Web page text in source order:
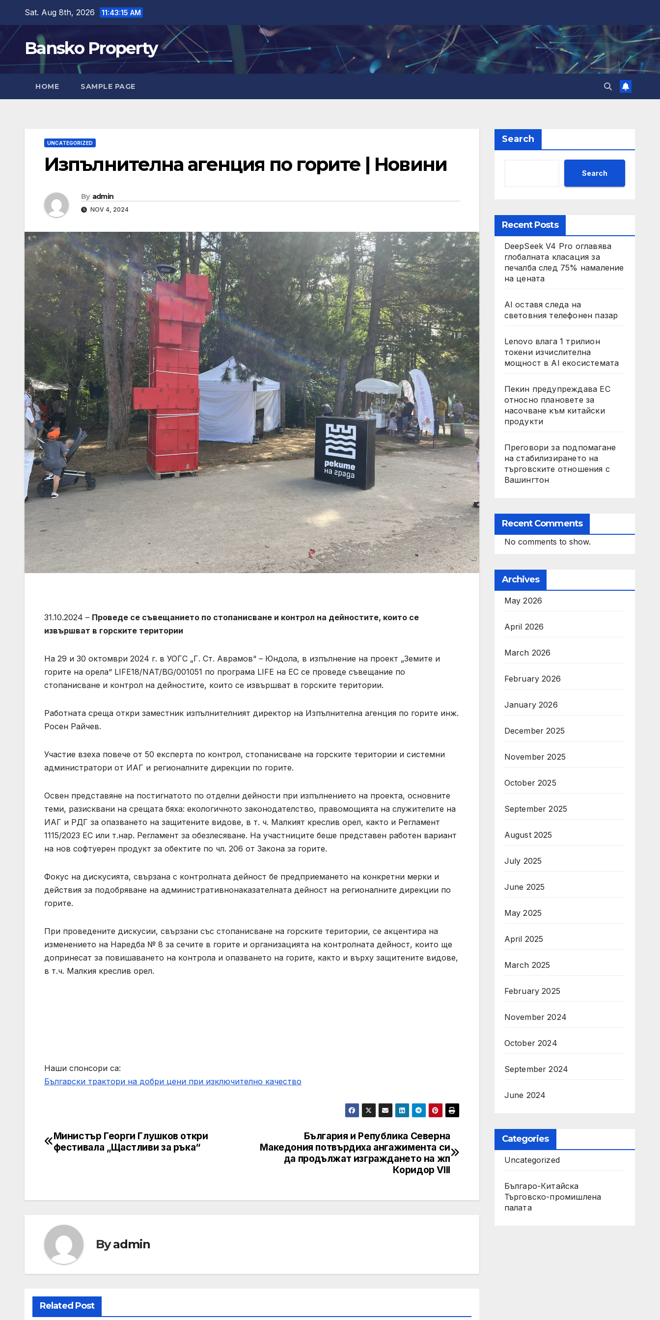
content
Sat. Aug 8th, 2026 11:43:16 AM
Bansko Property
HOME SAMPLE PAGE
UNCATEGORIZED
Изпълнителна агенция по горите | Новини
By admin
NOV 4, 2024
31.10.2024 – Проведе се съвещанието по стопанисване и контрол на дейностите, които се
извършват в горските територии
На 29 и 30 октомври 2024 г. в УОГС „Г. Ст. Аврамов“ – Юндола, в изпълнение на проект „Земите и
горите на орела“ LIFE18/NAT/BG/001051 по програма LIFE на ЕС се проведе съвещание по
стопанисване и контрол на дейностите, които се извършват в горските територии.
Работната среща откри заместник изпълнителният директор на Изпълнителна агенция по горите инж.
Росен Райчев.
Участие взеха повече от 50 експерта по контрол, стопанисване на горските територии и системни
администратори от ИАГ и регионалните дирекции по горите.
Освен представяне на постигнатото по отделни дейности при изпълнението на проекта, основните
теми, разисквани на срещата бяха: екологичното законодателство, правомощията на служителите на
ИАГ и РДГ за опазването на защитените видове, в т. ч. Малкият креслив орел, както и Регламент
1115/2023 ЕС или т.нар. Регламент за обезлесяване. На участниците беше представен работен вариант
на нов софтуерен продукт за обектите по чл. 206 от Закона за горите.
Фокус на дискусията, свързана с контролната дейност бе предприемането на конкретни мерки и
действия за подобряване на административнонаказателната дейност на регионалните дирекции по
горите.
При проведените дискусии, свързани със стопанисване на горските територии, се акцентира на
изменението на Наредба № 8 за сечите в горите и организацията на контролната дейност, които ще
допринесат за повишаването на контрола и опазването на горите, както и върху защитените видове,
в т.ч. Малкия креслив орел.
Наши спонсори са:
Български трактори на добри цени при изключително качество
Post
България и Република Северна
Македония потвърдиха ангажимента си
да продължат изграждането на жп
Коридор VIII
Министър Георги Глушков откри
фестивала „Щастливи за ръка“
Byadmin
Related Post
Search
Search
Recent Posts
DeepSeek V4 Pro оглавява
глобалната класация за
печалба след 75% намаление
на цената
AI оставя следа на
световния телефонен пазар
Lenovo влага 1 трилион
токени изчислителна
мощност в AI екосистемата
Пекин предупреждава ЕС
относно плановете за
насочване към китайски
продукти
Преговори за подпомагане
на стабилизирането на
търговските отношения с
Вашингтон
Recent Comments
No comments to show.
Archives
May 2026
April 2026
March 2026
February 2026
January 2026
December 2025
November 2025
October 2025
September 2025
August 2025
July 2025
June 2025
May 2025
April 2025
March 2025
February 2025
November 2024
October 2024
September 2024
June 2024
Categories
Uncategorized
Българо-Китайска
Търговско-промишлена
палaта